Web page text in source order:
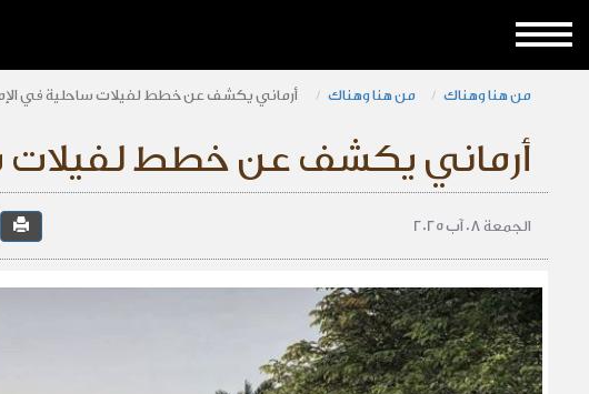
من هنا وهناك من هنا وهناك أرماني يكشف عن خطط لفيلات ساحلية في
أرماني يكشف عن خطط لفيلات
الجمعة 08 آب 2025